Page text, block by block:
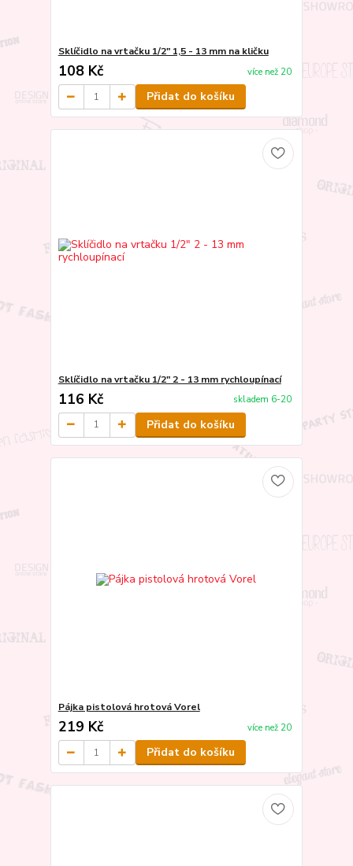
Sklíčidlo na vrtačku 1/2" 1,5 - 13 mm na kličku
108 Kč více než 20
Přidat do košíku
Sklíčidlo na vrtačku 1/2" 2 - 13 mm rychloupínací
116 Kč skladem 6-20
Přidat do košíku
Pájka pistolová hrotová Vorel
219 Kč více než 20
Přidat do košíku